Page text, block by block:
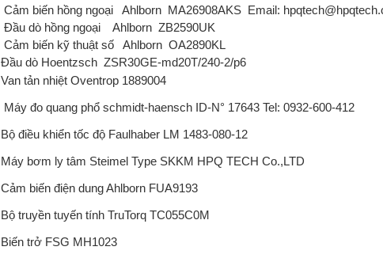
Cảm biến hồng ngoại
Ahlborn MA26908AKS Email:
Đầu dò hồng ngoại
Ahlborn ZB2590UK
Cảm biến kỹ thuật số
Ahlborn OA2890KL
Đầu dò Hoentzsch ZSR30GE-md20T/240-2/p6
Van tản nhiệt Oventrop 1889004
Máy đo quang phổ schmidt-haensch ID-N° 17643 Tel: 0932-600-412
Bộ điều khiển tốc độ Faulhaber LM 1483-080-12
Máy bơm ly tâm Steimel Type SKKM HPQ TECH Co.,LTD
Cảm biến điện dung Ahlborn FUA9193
Bộ truyền tuyến tính TruTorq TC055C0M
Biến trở FSG MH1023